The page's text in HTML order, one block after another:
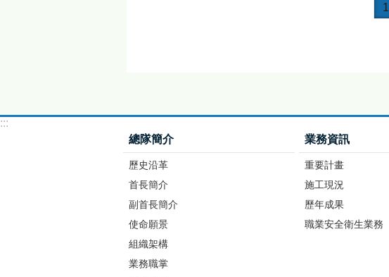
1
:::
總隊簡介
歷史沿革
首長簡介
副首長簡介
使命願景
組織架構
業務職掌
業務資訊
重要計畫
施工現況
歷年成果
職業安全衛生業務